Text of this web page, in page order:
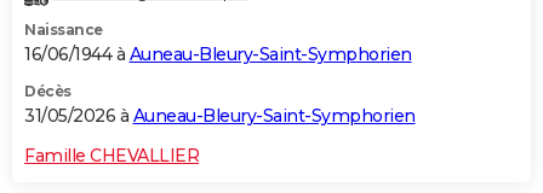
Naissance
16/06/1944 à Auneau-Bleury-Saint-Symphorien
Décès
31/05/2026 à Auneau-Bleury-Saint-Symphorien
Famille CHEVALLIER